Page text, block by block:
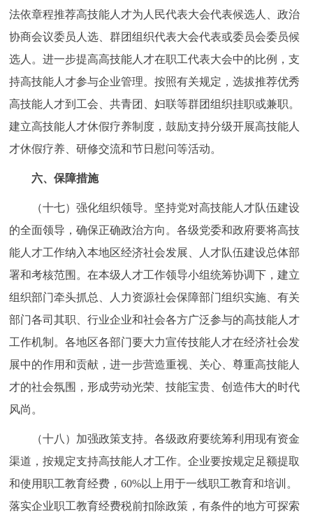
法依章程推荐高技能人才为人民代表大会代表候选人、政治
协商会议委员人选、群团组织代表大会代表或委员会委员候
选人。进一步提高高技能人才在职工代表大会中的比例，支
持高技能人才参与企业管理。按照有关规定，选拔推荐优秀
高技能人才到工会、共青团、妇联等群团组织挂职或兼职。
建立高技能人才休假疗养制度，鼓励支持分级开展高技能人
才休假疗养、研修交流和节日慰问等活动。
六、保障措施
（十七）强化组织领导。坚持党对高技能人才队伍建设
的全面领导，确保正确政治方向。各级党委和政府要将高技
能人才工作纳入本地区经济社会发展、人才队伍建设总体部
署和考核范围。在本级人才工作领导小组统筹协调下，建立
组织部门牵头抓总、人力资源社会保障部门组织实施、有关
部门各司其职、行业企业和社会各方广泛参与的高技能人才
工作机制。各地区各部门要大力宣传技能人才在经济社会发
展中的作用和贡献，进一步营造重视、关心、尊重高技能人
才的社会氛围，形成劳动光荣、技能宝贵、创造伟大的时代
风尚。
（十八）加强政策支持。各级政府要统筹利用现有资金
渠道，按规定支持高技能人才工作。企业要按规定足额提取
和使用职工教育经费，60%以上用于一线职工教育和培训。
落实企业职工教育经费税前扣除政策，有条件的地方可探索